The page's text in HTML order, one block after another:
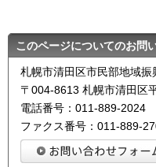
このページについてのお問
札幌市清田区市民部地域振
〒004-8613 札幌市清田区
電話番号：011-889-2024
ファクス番号：011-889-